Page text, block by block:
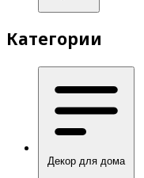
Категории
Декор для дома